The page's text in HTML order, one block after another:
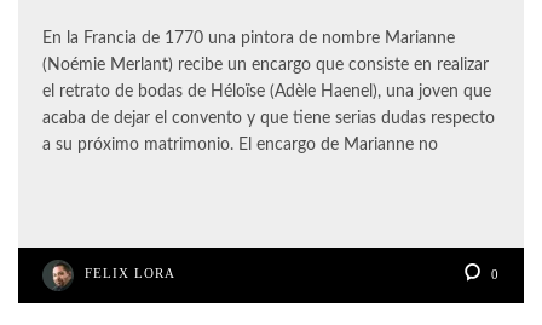
En la Francia de 1770 una pintora de nombre Marianne
(Noémie Merlant) recibe un encargo que consiste en realizar
el retrato de bodas de Héloïse (Adèle Haenel), una joven que
acaba de dejar el convento y que tiene serias dudas respecto
a su próximo matrimonio. El encargo de Marianne no
FELIX LORA 0